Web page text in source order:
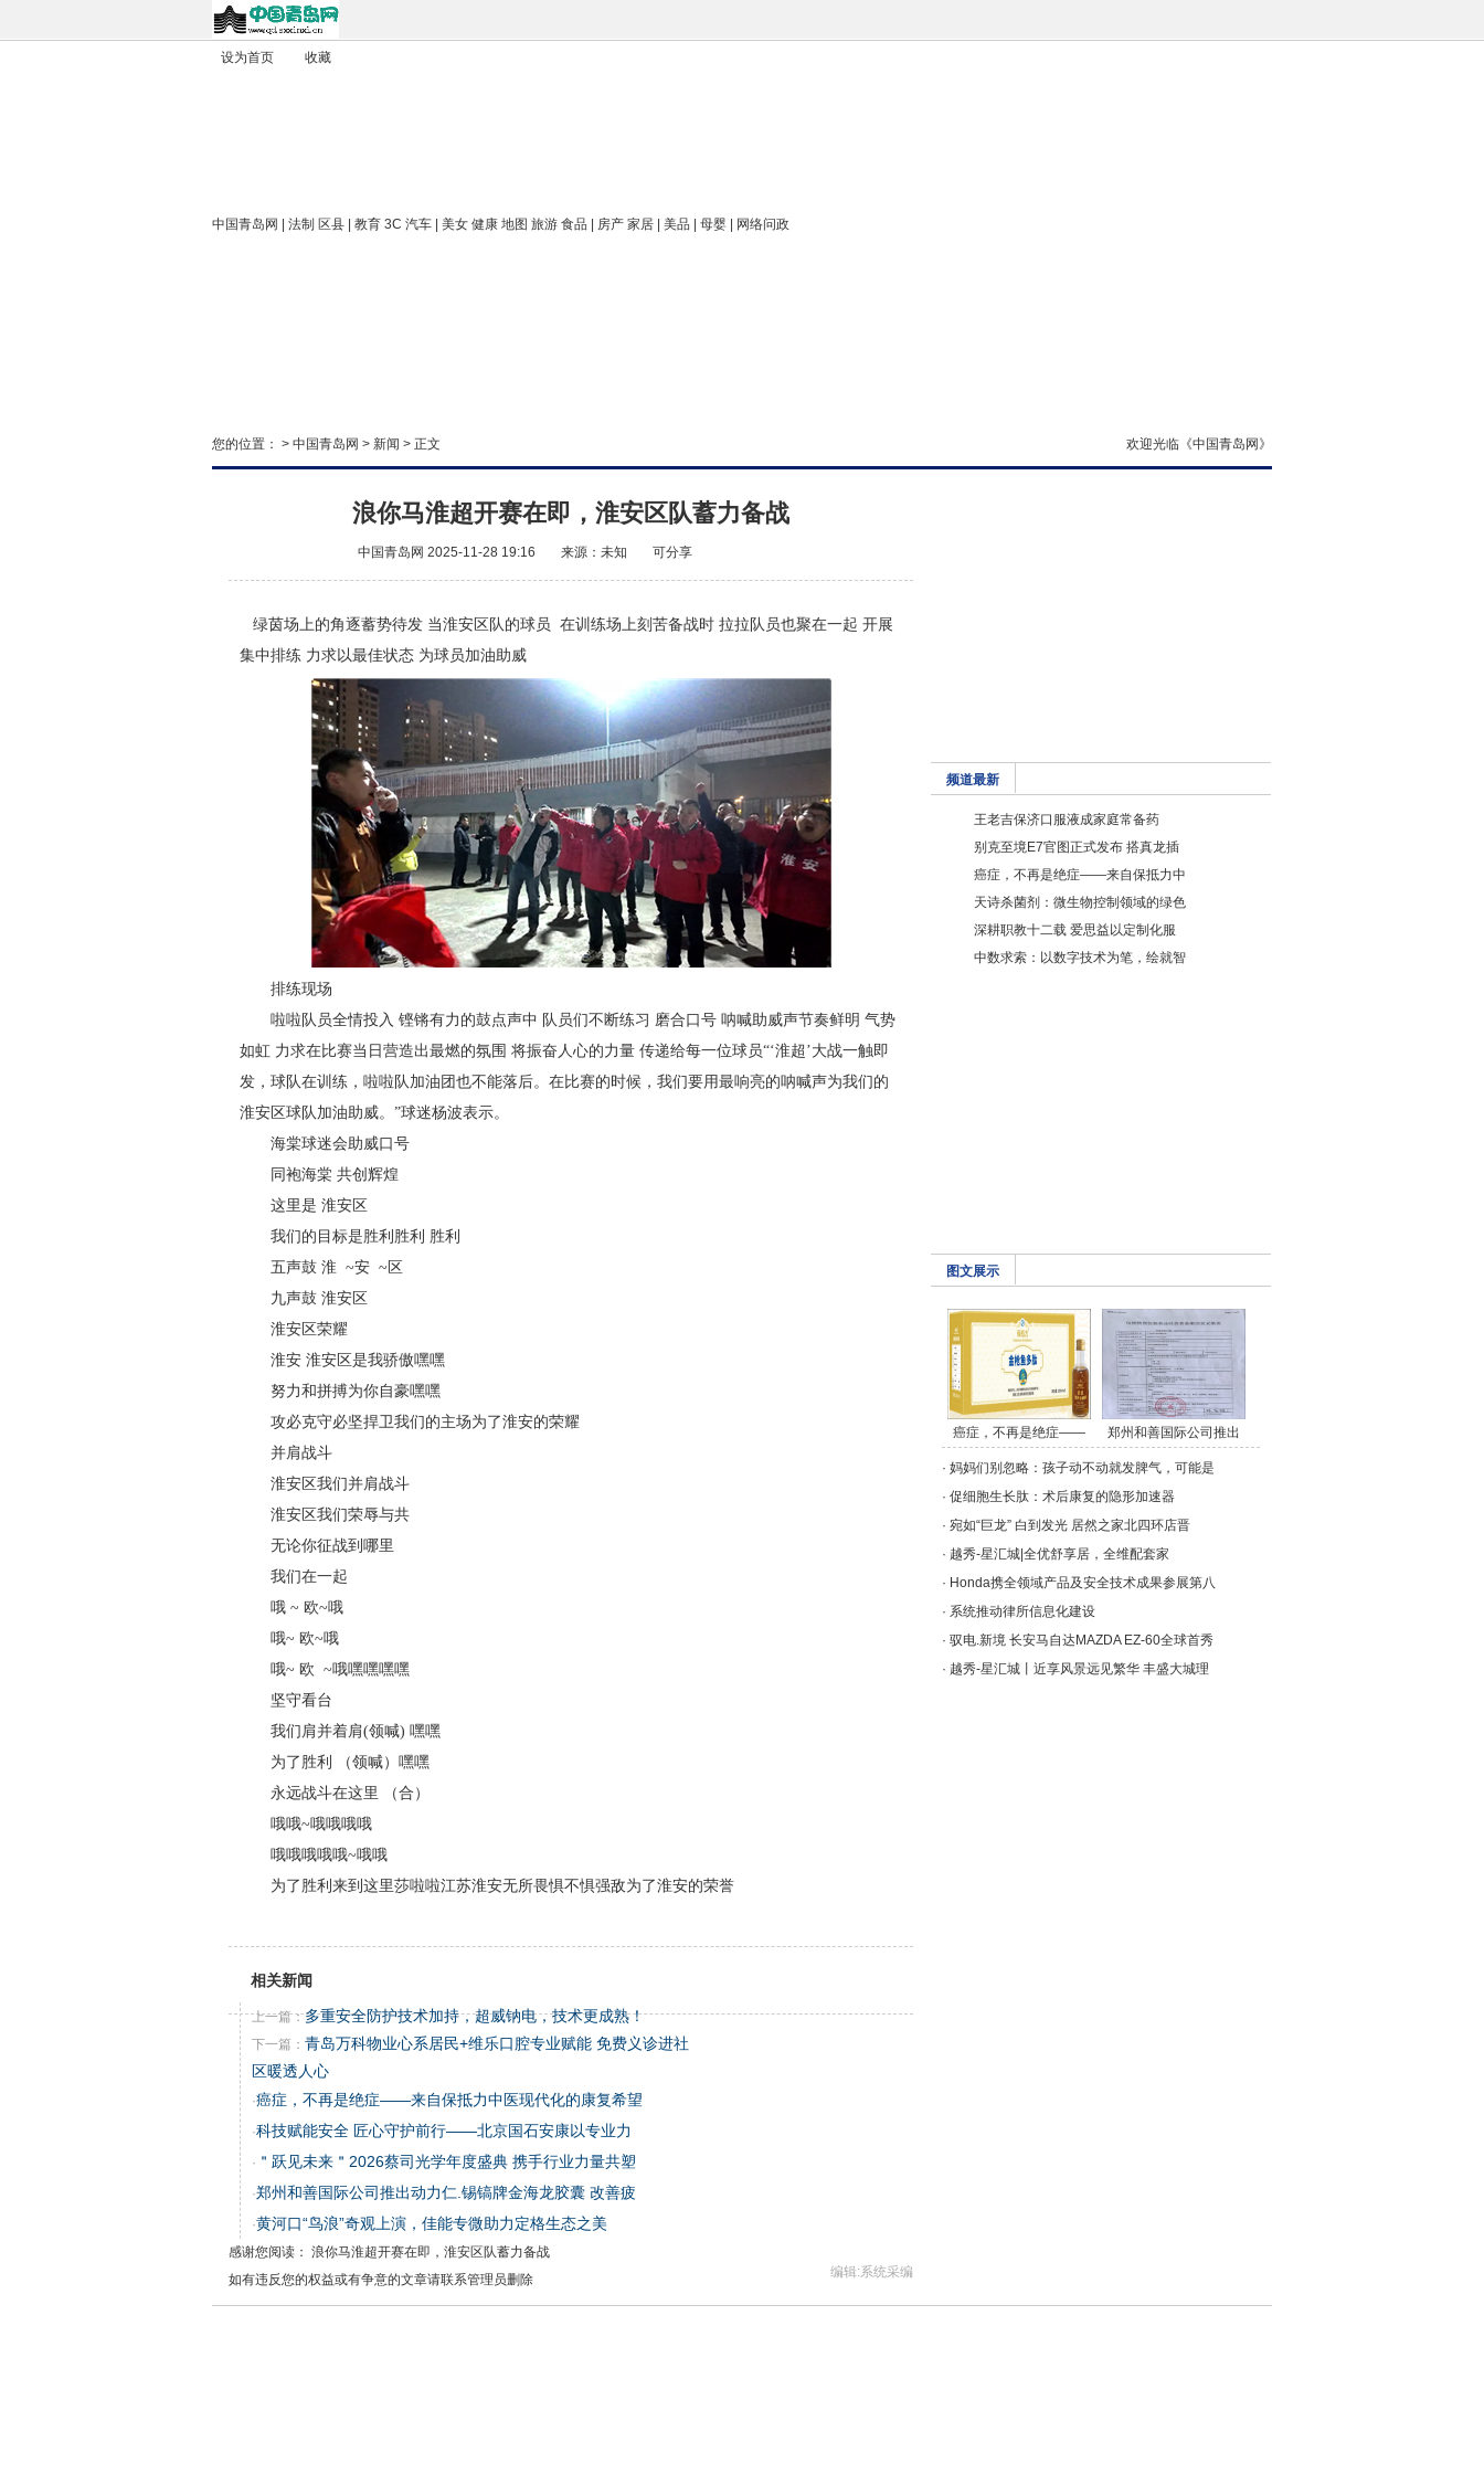
设为首页 收藏
中国青岛网 | 法制 区县 | 教育 3C 汽车 | 美女 健康 地图 旅游 食品 | 房产 家居 | 美品 | 母婴 | 网络问政
您的位置： > 中国青岛网 > 新闻 > 正文 欢迎光临《中国青岛网》
浪你马淮超开赛在即，淮安区队蓄力备战
中国青岛网 2025-11-28 19:16 来源：未知 可分享
绿茵场上的角逐蓄势待发 当淮安区队的球员 在训练场上刻苦备战时 拉拉队员也聚在一起 开展
集中排练 力求以最佳状态 为球员加油助威
排练现场
啦啦队员全情投入 铿锵有力的鼓点声中 队员们不断练习 磨合口号 呐喊助威声节奏鲜明 气势
如虹 力求在比赛当日营造出最燃的氛围 将振奋人心的力量 传递给每一位球员“‘淮超’大战一触即
发，球队在训练，啦啦队加油团也不能落后。在比赛的时候，我们要用最响亮的呐喊声为我们的
淮安区球队加油助威。”球迷杨波表示。
海棠球迷会助威口号
同袍海棠 共创辉煌
这里是 淮安区
我们的目标是胜利胜利 胜利
五声鼓 淮 ~安 ~区
九声鼓 淮安区
淮安区荣耀
淮安 淮安区是我骄傲嘿嘿
努力和拼搏为你自豪嘿嘿
攻必克守必坚捍卫我们的主场为了淮安的荣耀
并肩战斗
淮安区我们并肩战斗
淮安区我们荣辱与共
无论你征战到哪里
我们在一起
哦 ~ 欧~哦
哦~ 欧~哦
哦~ 欧 ~哦嘿嘿嘿嘿
坚守看台
我们肩并着肩(领喊) 嘿嘿
为了胜利 （领喊）嘿嘿
永远战斗在这里 （合）
哦哦~哦哦哦哦
哦哦哦哦哦~哦哦
为了胜利来到这里莎啦啦江苏淮安无所畏惧不惧强敌为了淮安的荣誉
相关新闻
上一篇：多重安全防护技术加持，超威钠电，技术更成熟！
下一篇： 青岛万科物业心系居民+维乐口腔专业赋能 免费义诊进社
区暖透人心
·癌症，不再是绝症——来自保抵力中医现代化的康复希望
·科技赋能安全 匠心守护前行——北京国石安康以专业力
· ＂跃见未来＂2026蔡司光学年度盛典 携手行业力量共塑
·郑州和善国际公司推出动力仁.锡镐牌金海龙胶囊 改善疲
·黄河口“鸟浪”奇观上演，佳能专微助力定格生态之美
感谢您阅读： 浪你马淮超开赛在即，淮安区队蓄力备战
如有违反您的权益或有争意的文章请联系管理员删除
编辑:系统采编
频道最新
王老吉保济口服液成家庭常备药
别克至境E7官图正式发布 搭真龙插
癌症，不再是绝症——来自保抵力中
天诗杀菌剂：微生物控制领域的绿色
深耕职教十二载 爱思益以定制化服
中数求索：以数字技术为笔，绘就智
图文展示
癌症，不再是绝症—— 郑州和善国际公司推出
· 妈妈们别忽略：孩子动不动就发脾气，可能是
· 促细胞生长肽：术后康复的隐形加速器
· 宛如“巨龙” 白到发光 居然之家北四环店晋
· 越秀-星汇城|全优舒享居，全维配套家
· Honda携全领域产品及安全技术成果参展第八
· 系统推动律所信息化建设
· 驭电.新境 长安马自达MAZDA EZ-60全球首秀
· 越秀-星汇城丨近享风景远见繁华 丰盛大城理